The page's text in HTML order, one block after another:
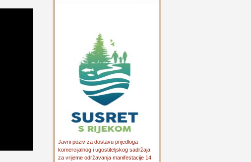
Javni poziv za dostavu prijedloga
komercijalnog i ugostiteljskog sadržaja
za vrijeme održavanja manifestacije 14.